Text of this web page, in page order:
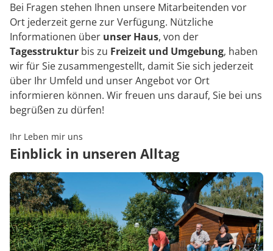
Bei Fragen stehen Ihnen unsere Mitarbeitenden vor
Ort jederzeit gerne zur Verfügung. Nützliche
Informationen über unser Haus, von der
Tagesstruktur bis zu Freizeit und Umgebung, haben
wir für Sie zusammengestellt, damit Sie sich jederzeit
über Ihr Umfeld und unser Angebot vor Ort
informieren können. Wir freuen uns darauf, Sie bei uns
begrüßen zu dürfen!
Ihr Leben mir uns
Einblick in unseren Alltag